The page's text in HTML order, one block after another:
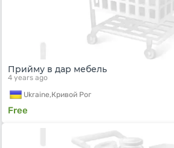
Прийму в дар мебель
4 years ago
Ukraine,Кривой Рог
Free